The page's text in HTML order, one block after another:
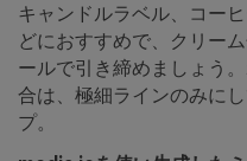
キャンドルラベル、コー
どにおすすめで、クリー
ールで引き締めましょう
合は、極細ラインのみに
プ。